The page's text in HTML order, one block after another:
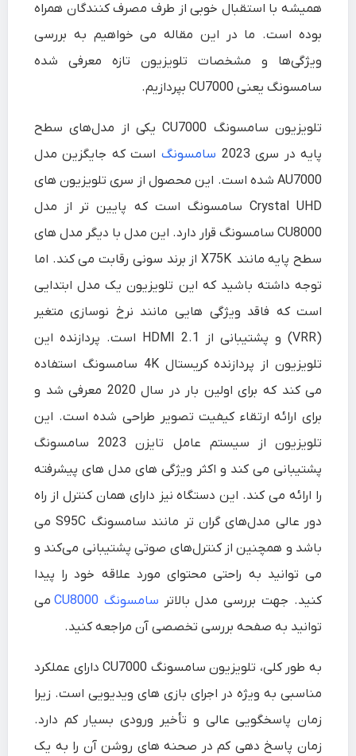
همیشه با استقبال خوبی از طرف مصرف کنندگان همراه
بوده است. ما در این مقاله می خواهیم به بررسی
ویژگی‎‌ها و مشخصات تلویزیون تازه معرفی شده
سامسونگ یعنی CU7000بپردازیم.
تلویزیون سامسونگ CU7000
یکی از مدل‌های سطح
پایه در سری 2023
سامسونگ است که جایگزین مدل
AU7000 شده است. این محصول از سری تلویزیون های
Crystal UHD سامسونگ است که پایین تر از مدل
CU8000 سامسونگ قرار دارد. این مدل با دیگر مدل های
سطح پایه مانند X75K از برند سونی رقابت می کند. اما
توجه داشته باشید که این تلویزیون یک مدل ابتدایی
است که فاقد ویژگی هایی مانند نرخ نوسازی متغیر
(VRR) و پشتیبانی از HDMI 2.1 است. پردازنده این
تلویزیون از پردازنده کریستال 4K سامسونگ استفاده
می کند که برای اولین بار در سال 2020 معرفی شد و
برای ارائه ارتقاء کیفیت تصویر طراحی شده است. این
تلویزیون از سیستم عامل تایزن 2023 سامسونگ
پشتیبانی می کند و اکثر ویژگی های مدل های پیشرفته
را ارائه می کند. این دستگاه نیز دارای همان کنترل از راه
دور عالی مدل‌های گران‌ تر مانند سامسونگ S95C می
باشد و همچنین از کنترل‌های صوتی پشتیبانی می‌کند و
می توانید به راحتی محتوای مورد علاقه خود را پیدا
کنید. جهت بررسی مدل بالاتر سامسونگ CU8000
می
توانید به صفحه بررسی تخصصی آن مراجعه کنید.
به طور کلی، تلویزیون سامسونگ CU7000 دارای عملکرد
مناسبی به ویژه در اجرای بازی های ویدیویی است. زیرا
زمان پاسخگویی عالی و تأخیر ورودی بسیار کم دارد.
زمان پاسخ دهی کم در صحنه های روشن آن را به یک